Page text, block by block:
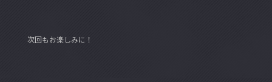
次回もお楽しみに！